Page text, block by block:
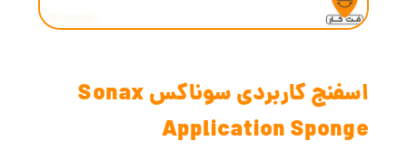
اسفنج کاربردی سوناکس Sonax
Application Sponge